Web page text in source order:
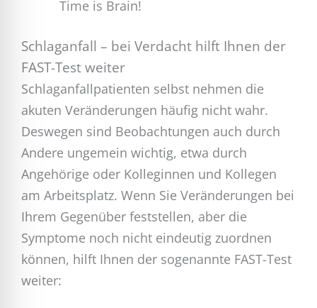
Time is Brain!
Schlaganfall – bei Verdacht hilft Ihnen der
FAST-Test weiter
Schlaganfallpatienten selbst nehmen die
akuten Veränderungen häufig nicht wahr.
Deswegen sind Beobachtungen auch durch
Andere ungemein wichtig, etwa durch
Angehörige oder Kolleginnen und Kollegen
am Arbeitsplatz. Wenn Sie Veränderungen bei
Ihrem Gegenüber feststellen, aber die
Symptome noch nicht eindeutig zuordnen
können, hilft Ihnen der sogenannte FAST-Test
weiter: